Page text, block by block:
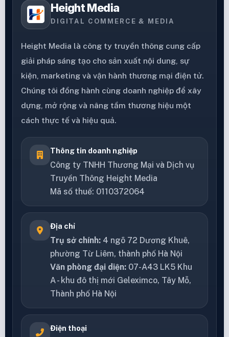
Height Media
DIGITAL COMMERCE & MEDIA
Height Media là công ty truyền thông cung cấp
giải pháp sáng tạo cho sản xuất nội dung, sự
kiện, marketing và vận hành thương mại điện tử.
Chúng tôi đồng hành cùng doanh nghiệp để xây
dựng, mở rộng và nâng tầm thương hiệu một
cách thực tế và hiệu quả.
Thông tin doanh nghiệp
Công ty TNHH Thương Mại và Dịch vụ
Truyền Thông Height Media
Mã số thuế: 0110372064
Địa chỉ
Trụ sở chính: 4 ngõ 72 Dương Khuê,
phường Từ Liêm, thành phố Hà Nội
Văn phòng đại diện: 07-A43 LK5 Khu
A - khu đô thị mới Geleximco, Tây Mỗ,
Thành phố Hà Nội
Điện thoại